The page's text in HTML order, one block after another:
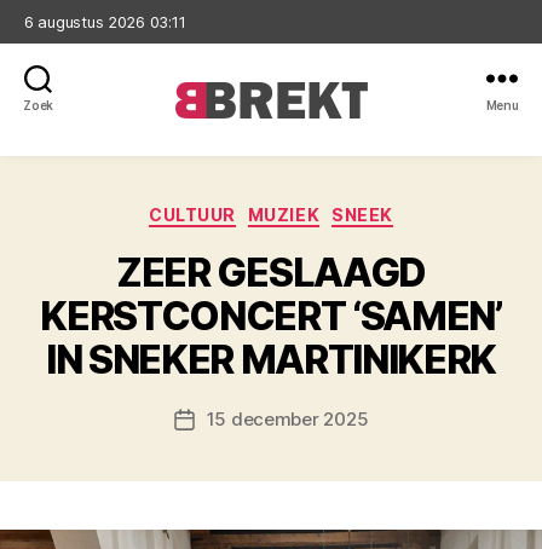
6 augustus 2026 03:11
Zoek Menu
Categorieën
CULTUUR MUZIEK SNEEK
ZEER GESLAAGD
KERSTCONCERT ‘SAMEN’
IN SNEKER MARTINIKERK
Berichtdatum
15 december 2025